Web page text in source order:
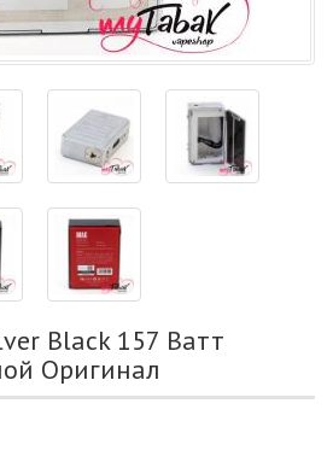
Black 157 Ватт
Оригинал